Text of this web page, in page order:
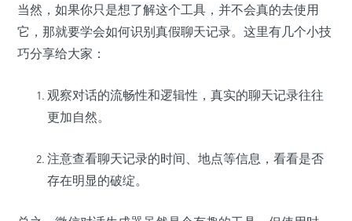
当然，如果你只是想了解这个工具，并不会真的去使用
它，那就要学会如何识别真假聊天记录。这里有几个小技
巧分享给大家：
观察对话的流畅性和逻辑性，真实的聊天记录往往
更加自然。
注意查看聊天记录的时间、地点等信息，看看是否
存在明显的破绽。